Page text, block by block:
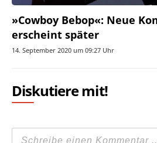
»Cowboy Bebop«: Neue
erscheint später
14. September 2020 um 09:27 Uhr
Diskutiere mit!